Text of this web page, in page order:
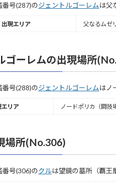
番号(287)のジェントルゴーレムは父
出現エリア 父なるムゼ
ゴーレムの出現場所
番号(288)のジェントルゴーレムはノ
エリア ノードポリカ（闘技
場所(No.306)
番号(306)のクルは望鏡の墓所（覇王